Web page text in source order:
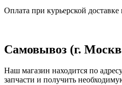
Оплата при курьерской
Самовывоз (г.
Наш магазин находится по
запчасти и получить